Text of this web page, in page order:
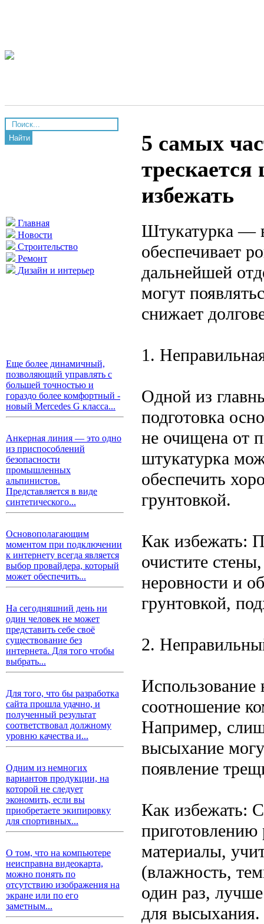
Найти
Главная
Новости
Строительство
Ремонт
Дизайн и интерьер
Еще более динамичный,
позволяющий управлять с
большей точностью и
гораздо более комфортный -
новый Mercedes G класса...
Анкерная линия — это одно
из приспособлений
безопасности
промышленных
альпинистов.
Представляется в виде
синтетического...
Основополагающим
моментом при подключении
к интернету всегда является
выбор провайдера, который
может обеспечить...
На сегодняшний день ни
один человек не может
представить себе своё
существование без
интернета. Для того чтобы
выбрать...
Для того, что бы разработка
сайта прошла удачно, и
полученный результат
соответствовал должному
уровню качества и...
Одним из немногих
вариантов продукции, на
которой не следует
экономить, если вы
приобретаете экипировку
для спортивных...
О том, что на компьютере
неисправна видеокарта,
можно понять по
отсутствию изображения на
экране или по его
заметным...
5 самых
трескается
избежать
Штукатурка —
обеспечивает
дальнейшей
могут
снижает
1.
Одной из
подготовка
не очищена от
штукатурка
обеспечить
грунтовкой.
Как избежать:
очистите
неровности и
грунтовкой,
2.
Использование
соотношение
Например,
высыхание
появление
Как избежать:
приготовлению
материалы,
(влажность,
один раз,
для высыхания.